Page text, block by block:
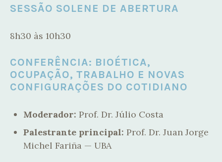
SESSÃO SOLENE DE ABERTURA
8h30 às 10h30
CONFERÊNCIA: BIOÉTICA,
OCUPAÇÃO, TRABALHO E NOVAS
CONFIGURAÇÕES DO COTIDIANO
Moderador: Prof. Dr. Júlio Costa
Palestrante principal: Prof. Dr. Juan Jorge
Michel Fariña — UBA